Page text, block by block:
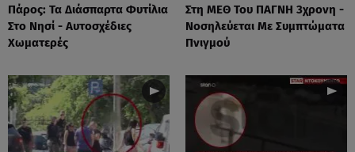
Πάρος: Τα Διάσπαρτα Φυτίλια
Στο Νησί - Αυτοσχέδιες
Χωματερές
Στη ΜΕΘ Του ΠΑΓΝΗ 3χρονη -
Νοσηλεύεται Με Συμπτώματα
Πνιγμού